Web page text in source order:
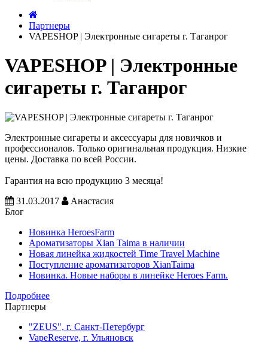
Партнеры
VAPESHOP | Электронные сигареты г. Таганрог
VAPESHOP | Электронные
сигареты г. Таганрог
Электронные сигареты и аксессуары для новичков и
профессионалов. Только оригинальная продукция. Низкие
цены. Доставка по всей России.
Гарантия на всю продукцию 3 месяца!
31.03.2017
Анастасия
Блог
Новинка HeroesFarm
Ароматизаторы Xian Taima в наличии
Новая линейка жидкостей Time Travel Machine
Поступление ароматизаторов XianTaima
Новинка. Новые наборы в линейке Heroes Farm.
Подробнее
Партнеры
"ZEUS", г. Санкт-Петербург
VapeReserve, г. Ульяновск